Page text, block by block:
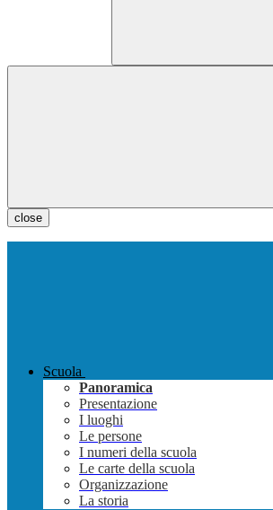
close
Scuola
Panoramica
Presentazione
I luoghi
Le persone
I numeri della scuola
Le carte della scuola
Organizzazione
La storia